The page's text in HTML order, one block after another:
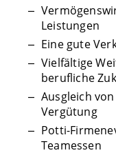
Leistungen
Eine gute
Vielfältige
berufliche
Ausgleich
Vergütung
Potti-
Teamessen